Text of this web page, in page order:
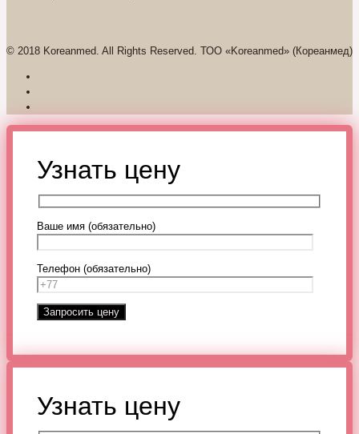
© 2018 Koreanmed. All Rights Reserved. ТОО «Koreanmed» (Кореанмед)
Узнать цену
Ваше имя (обязательно)
Телефон (обязательно)
Узнать цену